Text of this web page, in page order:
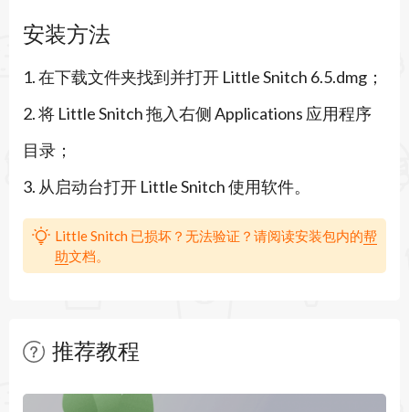
DNS 加密
让 Little Snitch 加密您的服务器名称查询，以保护
您的在线活动不被窥探。
菜单栏中的控制中心
直接从菜单栏快速访问基本网络信息、最近的活动
图表以及最近阻止的连接。
交互式交通图
化和分析网络活动。
安装方法
1. 在下载文件夹找到并打开 Little Snitch 6.5.dmg；
2. 将 Little Snitch 拖入右侧 Applications 应用程序
目录；
3. 从启动台打开 Little Snitch 使用软件。
Little Snitch 已损坏？无法验证？请阅读安装包内的帮
助文档。
推荐教程
暂无文章